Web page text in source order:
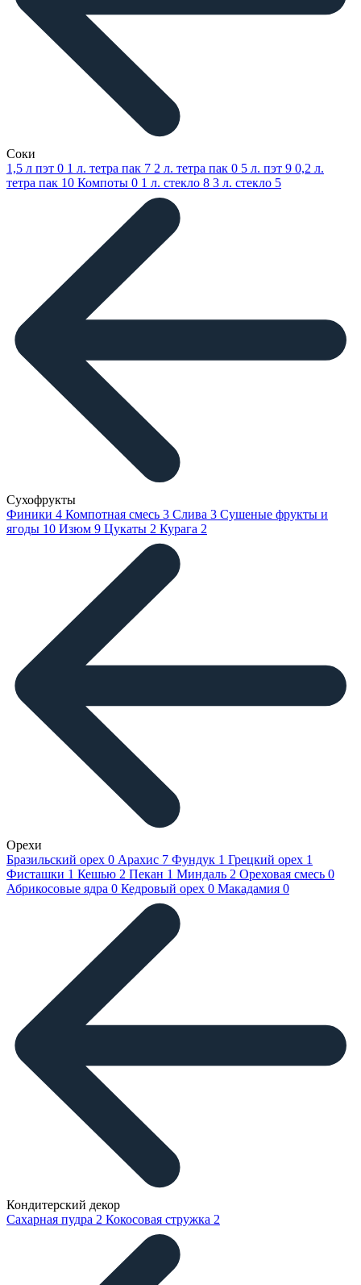
Соки
1,5 л пэт 0 1 л. тетра пак 7 2 л. тетра пак 0 5 л. пэт 9 0,2 л.
тетра пак 10 Компоты 0 1 л. стекло 8 3 л. стекло 5
Сухофрукты
Финики 4 Компотная смесь 3 Слива 3 Сушеные фрукты и
ягоды 10 Изюм 9 Цукаты 2 Курага 2
Орехи
Бразильский орех 0 Арахис 7 Фундук 1 Грецкий орех 1
Фисташки 1 Кешью 2 Пекан 1 Миндаль 2 Ореховая смесь 0
Абрикосовые ядра 0 Кедровый орех 0 Макадамия 0
Кондитерский декор
Сахарная пудра 2 Кокосовая стружка 2